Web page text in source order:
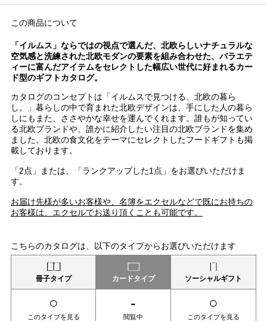
この商品について
「イルムス」ならではの視点で選んだ、北欧らしいナチュラルな
空気感と洗練された北欧モダンの要素を組み合わせた、バラエテ
ィーに富んだアイテムをセレクトした幅広い世代に好まれるカー
ド型のギフトカタログ。
カタログのコンセプトは「イルムスで見つける、北欧の暮ら
し。」暮らしの中で育まれた北欧デザインは、手にした人の暮ら
しにもまた、ささやかな幸せを運んでくれます。誰もが知ってい
る北欧ブランドや、誰かに紹介したい注目の北欧ブランドを集め
ました。北欧の食文化をテーマにセレクトしたフードギフトも掲
載しております。
「2点」または、「ランクアップした1点」をお選びいただけま
す。
お届け先様が多いお客様や、名簿をエクセルなどで既にお持ちの
お客様は、エクセルでお送り頂くことも可能です。
こちらのカタログは、以下のタイプからお選びいただけます
冊子タイプ カードタイプ ソーシャルギフト
○
このタイプを見る
-
閲覧中
○
このタイプを見る